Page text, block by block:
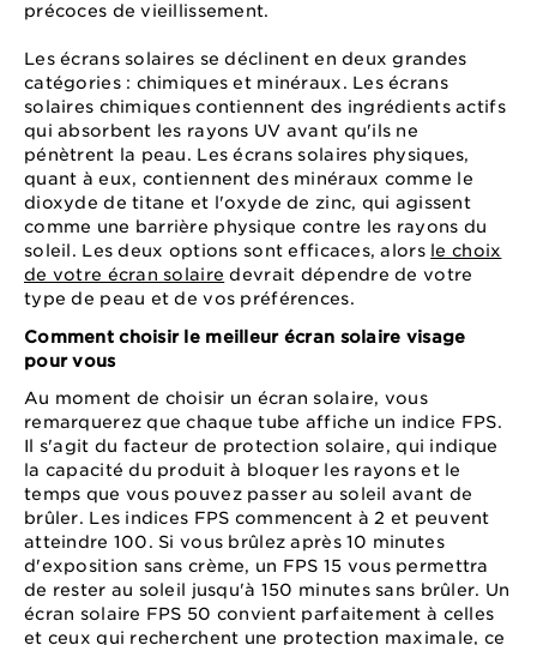
précoces de vieillissement.
Les écrans solaires se déclinent en deux grandes
catégories : chimiques et minéraux. Les écrans
solaires chimiques contiennent des ingrédients actifs
qui absorbent les rayons UV avant qu'ils ne
pénètrent la peau. Les écrans solaires physiques,
quant à eux, contiennent des minéraux comme le
dioxyde de titane et l'oxyde de zinc, qui agissent
comme une barrière physique contre les rayons du
soleil. Les deux options sont efficaces, alors le choix
de votre écran solaire devrait dépendre de votre
type de peau et de vos préférences.
Comment choisir le meilleur écran solaire visage
pour vous
Au moment de choisir un écran solaire, vous
remarquerez que chaque tube affiche un indice FPS.
Il s'agit du facteur de protection solaire, qui indique
la capacité du produit à bloquer les rayons et le
temps que vous pouvez passer au soleil avant de
brûler. Les indices FPS commencent à 2 et peuvent
atteindre 100. Si vous brûlez après 10 minutes
d'exposition sans crème, un FPS 15 vous permettra
de rester au soleil jusqu'à 150 minutes sans brûler. Un
écran solaire FPS 50 convient parfaitement à celles
et ceux qui recherchent une protection maximale, ce